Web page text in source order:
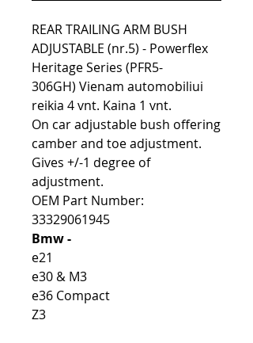
REAR TRAILING ARM BUSH
ADJUSTABLE (nr.5) - Powerflex
Heritage Series (PFR5-
306GH) Vienam automobiliui
reikia 4 vnt. Kaina 1 vnt.
On car adjustable bush offering
camber and toe adjustment.
Gives +/-1 degree of
adjustment.
OEM Part Number:
33329061945
Bmw -
e21
e30 & M3
e36 Compact
Z3